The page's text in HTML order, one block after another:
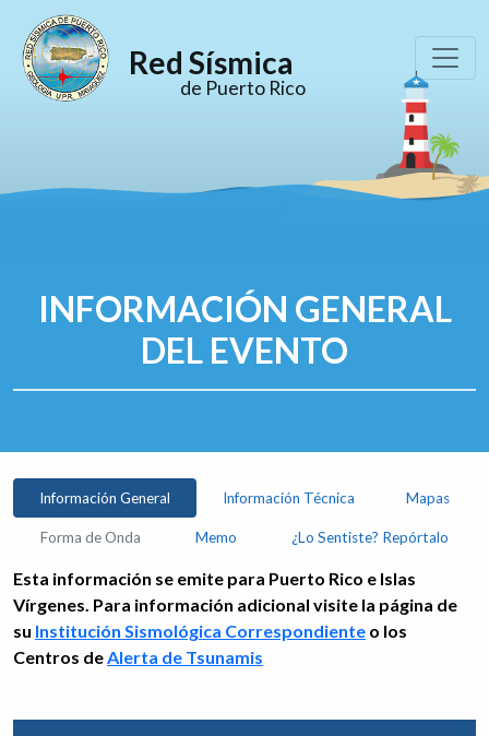
Red Sísmica
de Puerto Rico
INFORMACIÓN GENERAL
DEL EVENTO
Información General Información Técnica Mapas
Forma de Onda Memo ¿Lo Sentiste? Repórtalo
Esta información se emite para Puerto Rico e Islas
Vírgenes. Para información adicional visite la página de
su Institución Sismológica Correspondiente o los
Centros deAlerta de Tsunamis